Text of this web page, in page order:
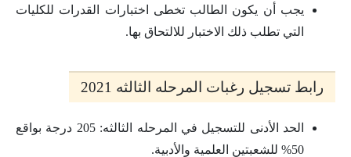
يجب أن يكون الطالب تخطى اختبارات القدرات للكليات
التي تطلب ذلك الاختبار للالتحاق بها.
رابط تسجيل رغبات المرحله الثالثه 2021
الحد الأدنى للتسجيل في المرحله الثالثه: 205 درجة بواقع
50% للشعبتين العلمية والأدبية.